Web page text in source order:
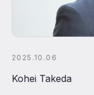
2025.10.06
Kohei Takeda